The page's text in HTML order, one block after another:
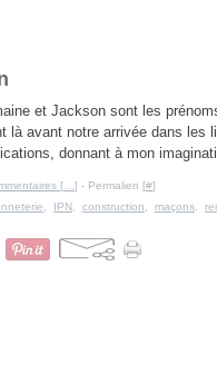
et Jackson sont les
là avant notre arrivée dans les
donnant à mon
[ ] - Permalien [#]
IPN construction maçons